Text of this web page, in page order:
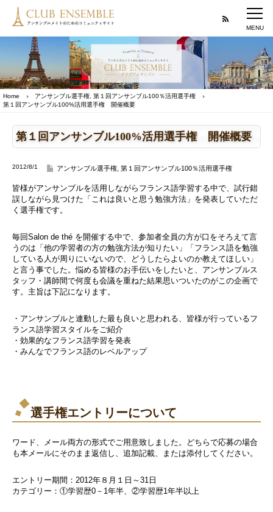
Home アンサンブル選手権 第１回アンサンブル100％活用選手権
第１回アンサンブル100%活用選手権 開催概要
第１回アンサンブル100%活用選手権 開催概要
2012/8/1 アンサンブル選手権 第１回アンサンブル100％活用選手権
皆様がアンサンブルを活用しながらフランス語学習する中で、試行錯
誤しながら見つけた「これは良いと思う勉強方法」を発表していただ
く選手権です。
毎回Salon de thé を開催する中で、参加者全員の方が口をそろえて言
うのは「他の学習者の方の勉強方法が知りたい」「フランス語を勉強
している人が周りにいないので、どうしたらよいのか教えてほしい」
と言う事でした。悩める皆様のお手伝いをしたいと、アンサンブルス
タッフ・講師間で何度も会議を重ねた結果思いついたのがこの企画で
す。主旨は下記になります。
・アンサンブルと連動した最も良いと思われる、皆様が行っているフ
ランス語学習スタイルをご紹介
・効果的なフランス語学習を発表
・みんなでフランス語のレベルアップ
選手権エントリーについて
ワード、メール両方の形式でご用意致しました。どちらで応募の場合
も本メールにそのまま返信し、追加記載、または添付してください。
エントリー期間：2012年８月１日～31日
カテゴリー：①学習歴0－1年半、②学習歴1年半以上